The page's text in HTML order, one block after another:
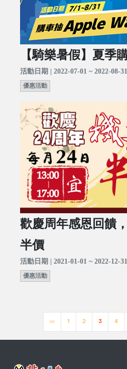
【騎樂暑假】夏季
活動日期 | 2022-07-01 ~ 2022-08-31
優惠活動
歡慶周年感恩回饋
半價
活動日期 | 2021-01-01 ~ 2022-12-31
優惠活動
<< 1 2 3 4